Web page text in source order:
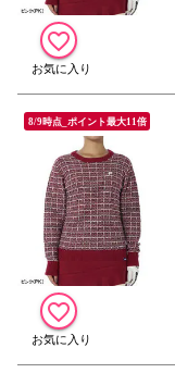
8/9時点_ポイント最大11倍